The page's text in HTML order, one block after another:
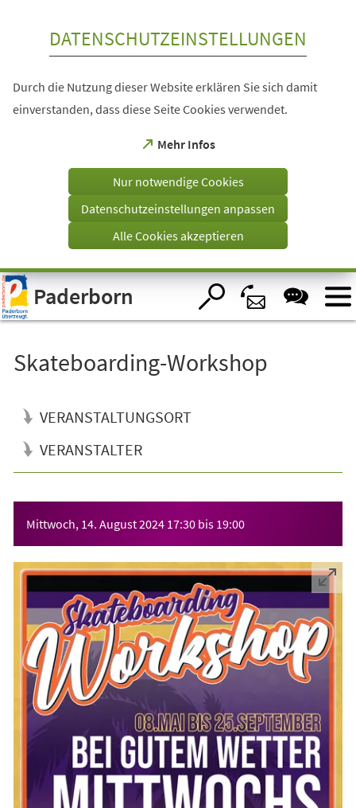
Visuelle
Assistenzsoftware
öffnen.
DATENSCHUTZEINSTELLUNGEN
Durch die Nutzung dieser Website erklären Sie sich damit
einverstanden, dass diese Seite Cookies verwendet.
Mehr Infos
(Öffnet
einem
Tab)
Nur notwendige Cookies
Datenschutzeinstellungen anpassen
Alle Cookies akzeptieren
Paderborn
Skateboarding-Workshop
VERANSTALTUNGSORT
VERANSTALTER
Mittwoch, 14. August 2024 17:30 bis 19:00